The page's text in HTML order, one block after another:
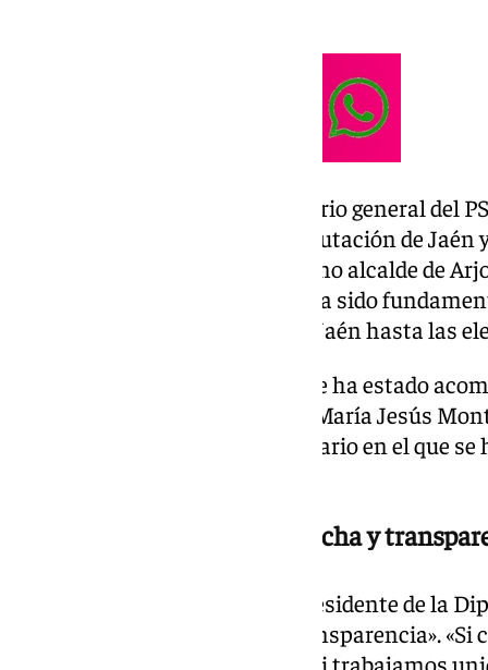
Latorre, que también es secretario general del
su antecesor, al frente de la Diputación de Jaén
jienense. Además, continúa como alcalde de
2014. Su visión municipalista ha sido
presidente de la Diputación de Jaén hasta las
En su toma de posesión, Latorre ha estado
la líder del PSOE en Andalucía, María Jesús
presente en el pleno extraordinario en el que
Latorre ofrece «trabajo, escucha y
En su primer discurso como presidente de la
ofrecido «trabajo, escucha y transparencia».
apostamos por nuestra gente, si trabajamos